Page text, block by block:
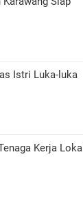
Istri Luka-luka
Kerja Lokal